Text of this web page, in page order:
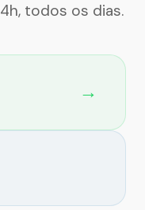
todos os dias.
→